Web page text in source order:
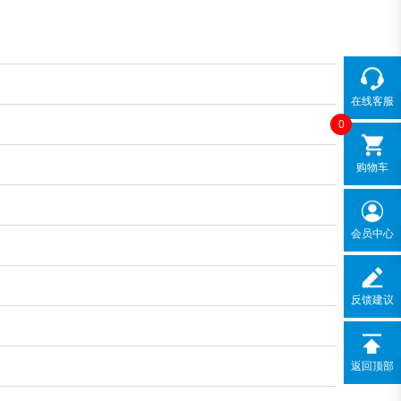
在线客服
0
购物车
会员中心
反馈建议
返回顶部